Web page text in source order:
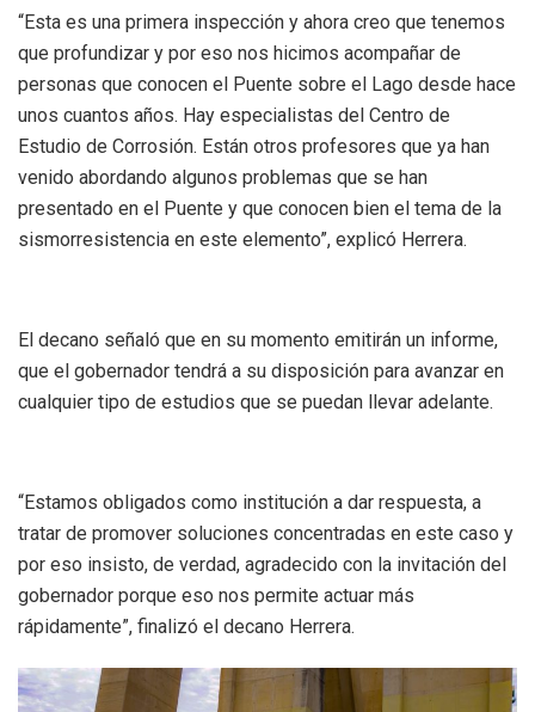
“Esta es una primera inspección y ahora creo que tenemos
que profundizar y por eso nos hicimos acompañar de
personas que conocen el Puente sobre el Lago desde hace
unos cuantos años. Hay especialistas del Centro de
Estudio de Corrosión. Están otros profesores que ya han
venido abordando algunos problemas que se han
presentado en el Puente y que conocen bien el tema de la
sismorresistencia en este elemento”, explicó Herrera.
El decano señaló que en su momento emitirán un informe,
que el gobernador tendrá a su disposición para avanzar en
cualquier tipo de estudios que se puedan llevar adelante.
“Estamos obligados como institución a dar respuesta, a
tratar de promover soluciones concentradas en este caso y
por eso insisto, de verdad, agradecido con la invitación del
gobernador porque eso nos permite actuar más
rápidamente”, finalizó el decano Herrera.